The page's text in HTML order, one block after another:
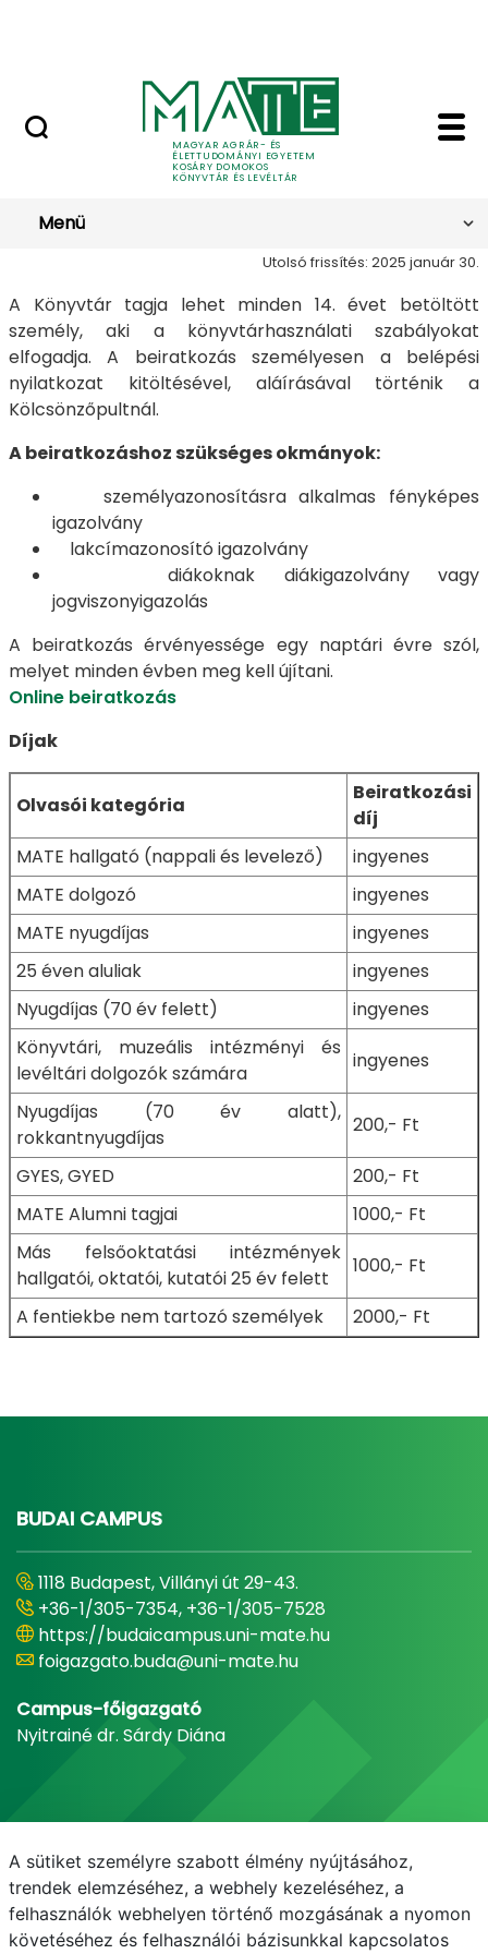
MAGYAR AGRÁR- ÉS
ÉLETTUDOMÁNYI EGYETEM
KOSÁRY DOMOKOS
KÖNYVTÁR ÉS LEVÉLTÁR
Beiratkozás - Kosáry
Beiratkozás
Menü
Utolsó frissítés: 2025 január 30.
A Könyvtár tagja lehet minden 14. évet betöltött
személy, aki a könyvtárhasználati szabályokat
elfogadja. A beiratkozás személyesen a belépési
nyilatkozat kitöltésével, aláírásával történik a
Kölcsönzőpultnál.
A beiratkozáshoz szükséges okmányok:
személyazonosításra alkalmas fényképes
igazolvány
lakcímazonosító igazolvány
diákoknak diákigazolvány vagy
jogviszonyigazolás
A beiratkozás érvényessége egy naptári évre szól,
melyet minden évben meg kell újítani.
Online beiratkozás
Díjak
Olvasói kategória
Beiratkozási
díj
MATE hallgató (nappali és levelező)
ingyenes
MATE dolgozó
ingyenes
MATE nyugdíjas
ingyenes
25 éven aluliak
ingyenes
Nyugdíjas (70 év felett)
ingyenes
Könyvtári, muzeális intézményi és
levéltári dolgozók számára
ingyenes
Nyugdíjas (70 év alatt),
rokkantnyugdíjas
200,- Ft
GYES, GYED
200,- Ft
MATE Alumni tagjai
1000,- Ft
Más felsőoktatási intézmények
hallgatói, oktatói, kutatói 25 év felett
1000,- Ft
A fentiekbe nem tartozó személyek 2000,- Ft
BUDAI CAMPUS
1118 Budapest, Villányi út 29-43.
+36-1/305-7354, +36-1/305-7528
https://budaicampus.uni-mate.hu
foigazgato.buda@uni-mate.hu
Campus-főigazgató
Nyitrainé dr. Sárdy Diána
A sütiket személyre szabott élmény nyújtásához,
trendek elemzéséhez, a webhely kezeléséhez, a
felhasználók webhelyen történő mozgásának a nyomon
követéséhez és felhasználói bázisunkkal kapcsolatos